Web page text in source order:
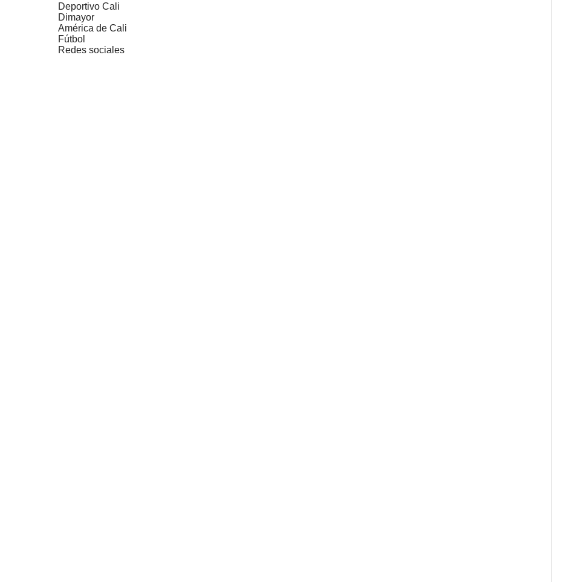
Deportivo Cali
Dimayor
América de Cali
Fútbol
Redes sociales